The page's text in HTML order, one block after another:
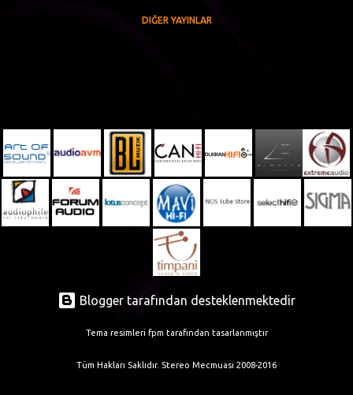
DIĞER YAYINLAR
Blogger tarafından desteklenmektedir
Tema resimleri fpm tarafından tasarlanmıştır
Tüm Hakları Saklıdır. Stereo Mecmuası 2008-2016